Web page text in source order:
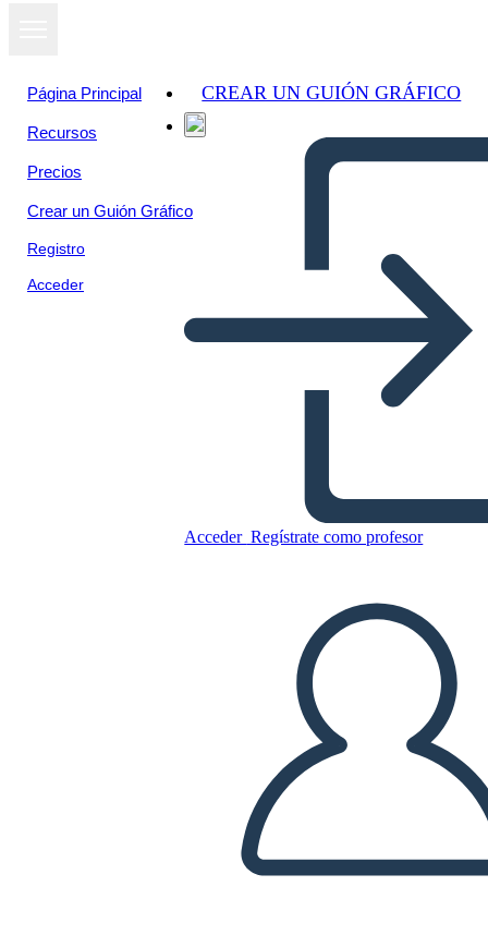
Página Principal
Recursos
Precios
Crear un Guión Gráfico
Registro
Acceder
CREAR UN GUIÓN GRÁFICO
Acceder Regístrate como profesor
JUEGO DE DIAPOSITIVAS
LEERME